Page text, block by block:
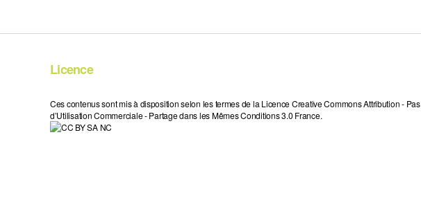
Licence
Ces contenus sont mis à disposition selon les termes de la Licence Creative Commons Attribution - Pas
d’Utilisation Commerciale - Partage dans les Mêmes Conditions 3.0 France.